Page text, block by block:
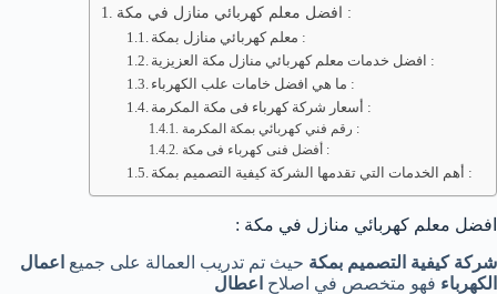
افضل معلم كهربائي منازل في مكة :
معلم كهربائي منازل بمكة :
افضل خدمات معلم كهربائي منازل مكة العزيزية :
ما هي افضل خامات علب الكهرباء :
أسعار شركة كهرباء فى مكة المكرمة :
رقم فني كهربائي بمكة المكرمة :
أفضل فنى كهرباء فى مكة :
أهم الخدمات التي تقدمها الشركة كيفية التصميم بمكة :
افضل معلم كهربائي منازل في مكة :
شركة كيفية التصميم بمكة حيث تم تدريب العمالة على جميع اعمال
الكهرباء فهو متخصص في اصلاح اعطال